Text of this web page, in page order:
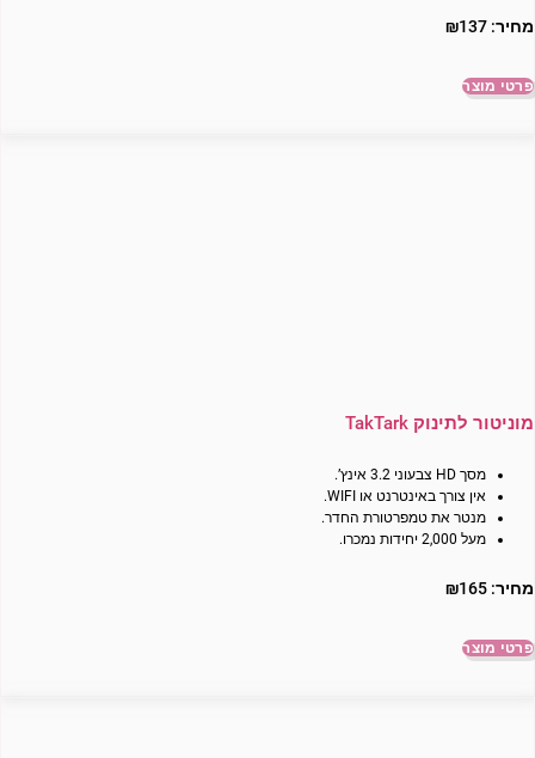
מחיר: ₪137
פרטי מוצר
מוניטור לתינוק TakTark
מסך HD צבעוני 3.2 אינץ’.
אין צורך באינטרנט או WIFI.
מנטר את טמפרטורת החדר.
מעל 2,000 יחידות נמכרו.
מחיר: ₪165
פרטי מוצר